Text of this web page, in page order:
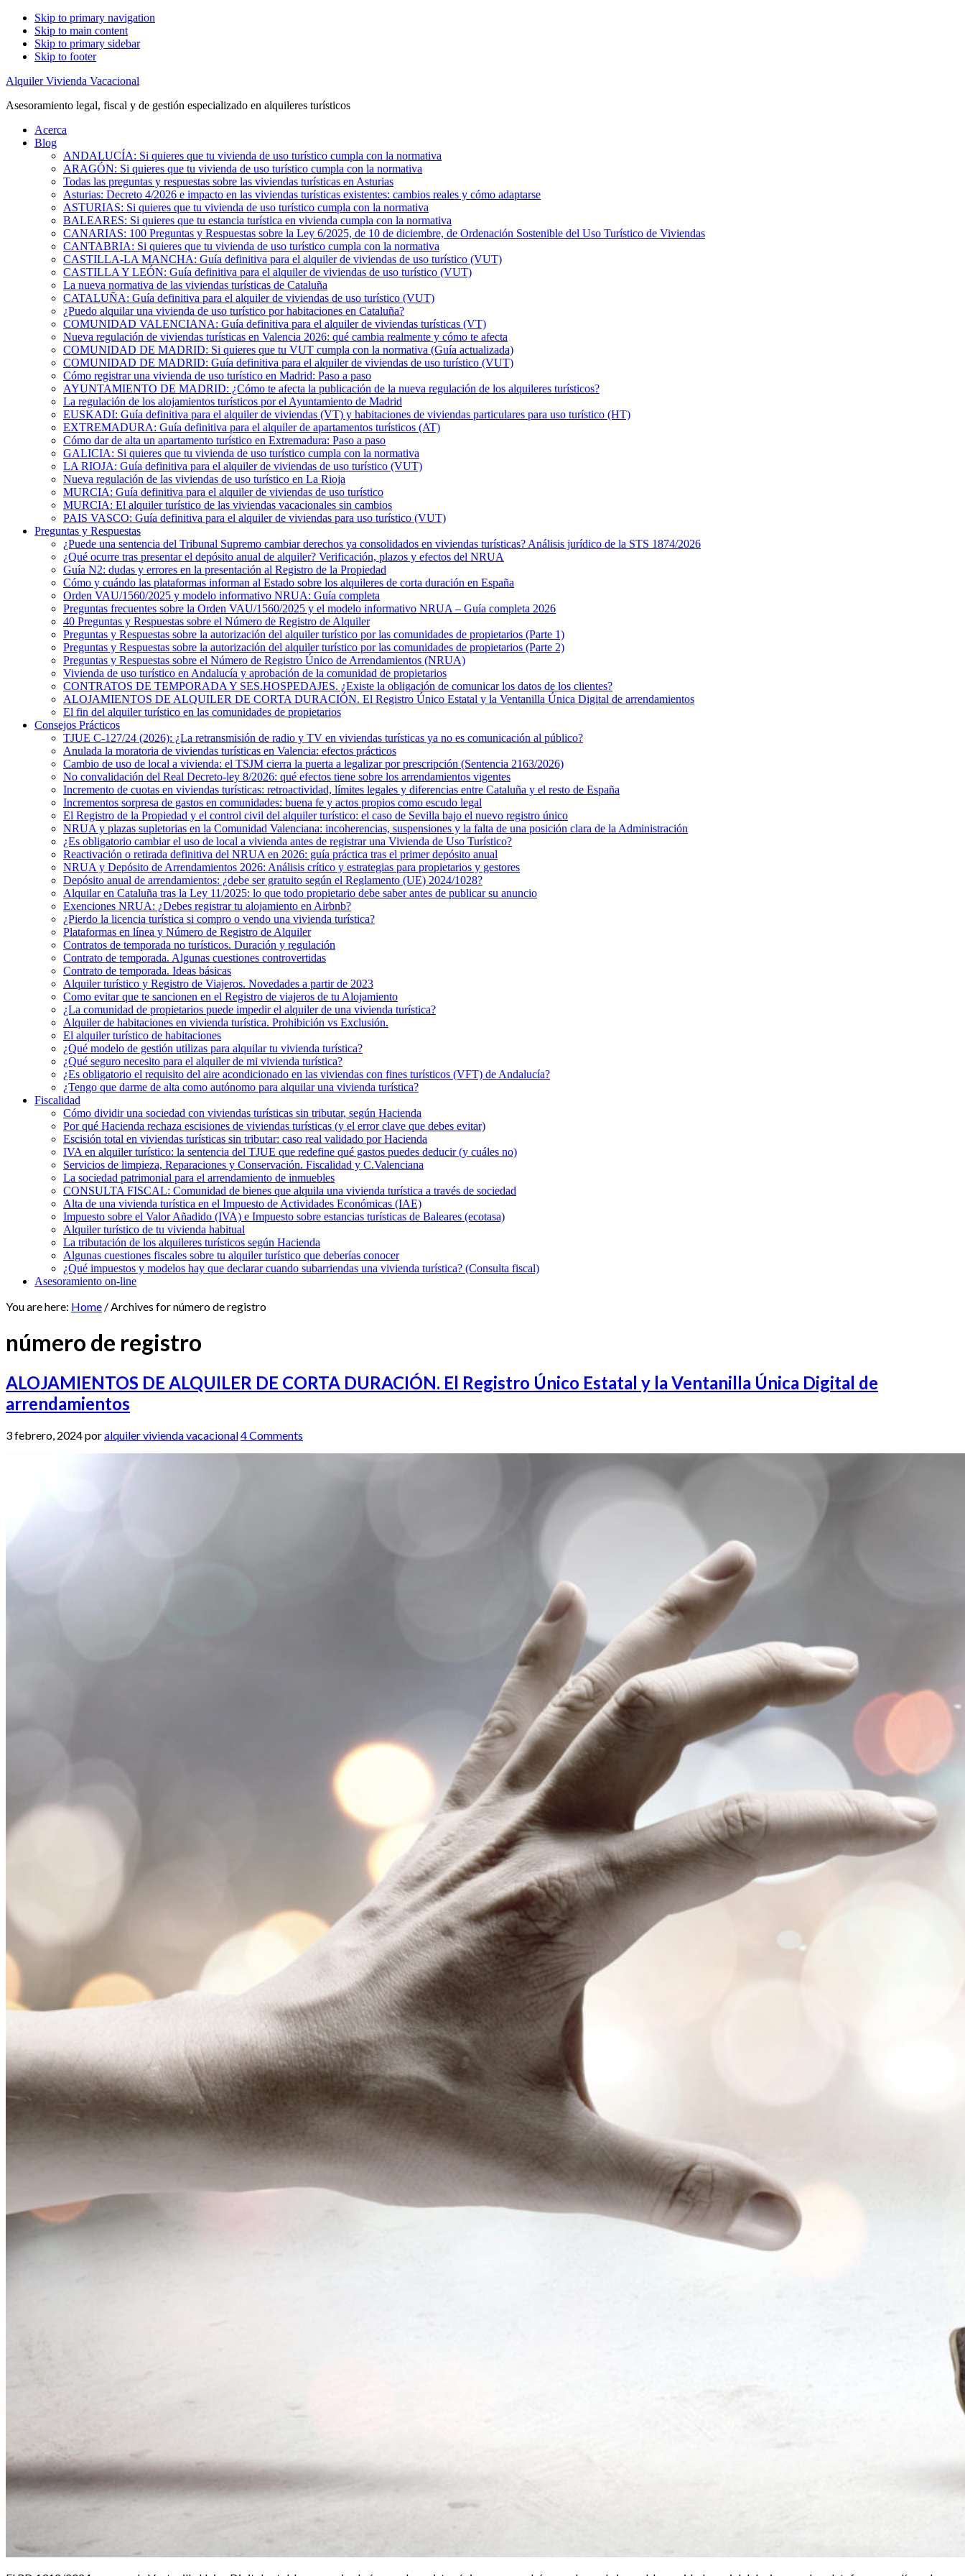
Skip to primary navigation
Skip to main content
Skip to primary sidebar
Skip to footer
Alquiler Vivienda Vacacional
Asesoramiento legal, fiscal y de gestión especializado en alquileres turísticos
Acerca
Blog
ANDALUCÍA: Si quieres que tu vivienda de uso turístico cumpla con la normativa
ARAGÓN: Si quieres que tu vivienda de uso turístico cumpla con la normativa
Todas las preguntas y respuestas sobre las viviendas turísticas en Asturias
Asturias: Decreto 4/2026 e impacto en las viviendas turísticas existentes: cambios reales y cómo adaptarse
ASTURIAS: Si quieres que tu vivienda de uso turístico cumpla con la normativa
BALEARES: Si quieres que tu estancia turística en vivienda cumpla con la normativa
CANARIAS: 100 Preguntas y Respuestas sobre la Ley 6/2025, de 10 de diciembre, de Ordenación Sostenible del Uso Turístico de Viviendas
CANTABRIA: Si quieres que tu vivienda de uso turístico cumpla con la normativa
CASTILLA-LA MANCHA: Guía definitiva para el alquiler de viviendas de uso turístico (VUT)
CASTILLA Y LEÓN: Guía definitiva para el alquiler de viviendas de uso turístico (VUT)
La nueva normativa de las viviendas turísticas de Cataluña
CATALUÑA: Guía definitiva para el alquiler de viviendas de uso turístico (VUT)
¿Puedo alquilar una vivienda de uso turístico por habitaciones en Cataluña?
COMUNIDAD VALENCIANA: Guía definitiva para el alquiler de viviendas turísticas (VT)
Nueva regulación de viviendas turísticas en Valencia 2026: qué cambia realmente y cómo te afecta
COMUNIDAD DE MADRID: Si quieres que tu VUT cumpla con la normativa (Guía actualizada)
COMUNIDAD DE MADRID: Guía definitiva para el alquiler de viviendas de uso turístico (VUT)
Cómo registrar una vivienda de uso turístico en Madrid: Paso a paso
AYUNTAMIENTO DE MADRID: ¿Cómo te afecta la publicación de la nueva regulación de los alquileres turísticos?
La regulación de los alojamientos turísticos por el Ayuntamiento de Madrid
EUSKADI: Guía definitiva para el alquiler de viviendas (VT) y habitaciones de viviendas particulares para uso turístico (HT)
EXTREMADURA: Guía definitiva para el alquiler de apartamentos turísticos (AT)
Cómo dar de alta un apartamento turístico en Extremadura: Paso a paso
GALICIA: Si quieres que tu vivienda de uso turístico cumpla con la normativa
LA RIOJA: Guía definitiva para el alquiler de viviendas de uso turístico (VUT)
Nueva regulación de las viviendas de uso turístico en La Rioja
MURCIA: Guía definitiva para el alquiler de viviendas de uso turístico
MURCIA: El alquiler turístico de las viviendas vacacionales sin cambios
PAIS VASCO: Guía definitiva para el alquiler de viviendas para uso turístico (VUT)
Preguntas y Respuestas
¿Puede una sentencia del Tribunal Supremo cambiar derechos ya consolidados en viviendas turísticas? Análisis jurídico de la STS 1874/2026
¿Qué ocurre tras presentar el depósito anual de alquiler? Verificación, plazos y efectos del NRUA
Guía N2: dudas y errores en la presentación al Registro de la Propiedad
Cómo y cuándo las plataformas informan al Estado sobre los alquileres de corta duración en España
Orden VAU/1560/2025 y modelo informativo NRUA: Guía completa
Preguntas frecuentes sobre la Orden VAU/1560/2025 y el modelo informativo NRUA – Guía completa 2026
40 Preguntas y Respuestas sobre el Número de Registro de Alquiler
Preguntas y Respuestas sobre la autorización del alquiler turístico por las comunidades de propietarios (Parte 1)
Preguntas y Respuestas sobre la autorización del alquiler turístico por las comunidades de propietarios (Parte 2)
Preguntas y Respuestas sobre el Número de Registro Único de Arrendamientos (NRUA)
Vivienda de uso turístico en Andalucía y aprobación de la comunidad de propietarios
CONTRATOS DE TEMPORADA Y SES.HOSPEDAJES. ¿Existe la obligación de comunicar los datos de los clientes?
ALOJAMIENTOS DE ALQUILER DE CORTA DURACIÓN. El Registro Único Estatal y la Ventanilla Única Digital de arrendamientos
El fin del alquiler turístico en las comunidades de propietarios
Consejos Prácticos
TJUE C-127/24 (2026): ¿La retransmisión de radio y TV en viviendas turísticas ya no es comunicación al público?
Anulada la moratoria de viviendas turísticas en Valencia: efectos prácticos
Cambio de uso de local a vivienda: el TSJM cierra la puerta a legalizar por prescripción (Sentencia 2163/2026)
No convalidación del Real Decreto-ley 8/2026: qué efectos tiene sobre los arrendamientos vigentes
Incremento de cuotas en viviendas turísticas: retroactividad, límites legales y diferencias entre Cataluña y el resto de España
Incrementos sorpresa de gastos en comunidades: buena fe y actos propios como escudo legal
El Registro de la Propiedad y el control civil del alquiler turístico: el caso de Sevilla bajo el nuevo registro único
NRUA y plazas supletorias en la Comunidad Valenciana: incoherencias, suspensiones y la falta de una posición clara de la Administración
¿Es obligatorio cambiar el uso de local a vivienda antes de registrar una Vivienda de Uso Turístico?
Reactivación o retirada definitiva del NRUA en 2026: guía práctica tras el primer depósito anual
NRUA y Depósito de Arrendamientos 2026: Análisis crítico y estrategias para propietarios y gestores
Depósito anual de arrendamientos: ¿debe ser gratuito según el Reglamento (UE) 2024/1028?
Alquilar en Cataluña tras la Ley 11/2025: lo que todo propietario debe saber antes de publicar su anuncio
Exenciones NRUA: ¿Debes registrar tu alojamiento en Airbnb?
¿Pierdo la licencia turística si compro o vendo una vivienda turística?
Plataformas en línea y Número de Registro de Alquiler
Contratos de temporada no turísticos. Duración y regulación
Contrato de temporada. Algunas cuestiones controvertidas
Contrato de temporada. Ideas básicas
Alquiler turístico y Registro de Viajeros. Novedades a partir de 2023
Como evitar que te sancionen en el Registro de viajeros de tu Alojamiento
¿La comunidad de propietarios puede impedir el alquiler de una vivienda turística?
Alquiler de habitaciones en vivienda turística. Prohibición vs Exclusión.
El alquiler turístico de habitaciones
¿Qué modelo de gestión utilizas para alquilar tu vivienda turística?
¿Qué seguro necesito para el alquiler de mi vivienda turística?
¿Es obligatorio el requisito del aire acondicionado en las viviendas con fines turísticos (VFT) de Andalucía?
¿Tengo que darme de alta como autónomo para alquilar una vivienda turística?
Fiscalidad
Cómo dividir una sociedad con viviendas turísticas sin tributar, según Hacienda
Por qué Hacienda rechaza escisiones de viviendas turísticas (y el error clave que debes evitar)
Escisión total en viviendas turísticas sin tributar: caso real validado por Hacienda
IVA en alquiler turístico: la sentencia del TJUE que redefine qué gastos puedes deducir (y cuáles no)
Servicios de limpieza, Reparaciones y Conservación. Fiscalidad y C.Valenciana
La sociedad patrimonial para el arrendamiento de inmuebles
CONSULTA FISCAL: Comunidad de bienes que alquila una vivienda turística a través de sociedad
Alta de una vivienda turística en el Impuesto de Actividades Económicas (IAE)
Impuesto sobre el Valor Añadido (IVA) e Impuesto sobre estancias turísticas de Baleares (ecotasa)
Alquiler turístico de tu vivienda habitual
La tributación de los alquileres turísticos según Hacienda
Algunas cuestiones fiscales sobre tu alquiler turístico que deberías conocer
¿Qué impuestos y modelos hay que declarar cuando subarriendas una vivienda turística? (Consulta fiscal)
Asesoramiento on-line
You are here: Home /Archives for número de registro
número de registro
ALOJAMIENTOS DE ALQUILER DE CORTA DURACIÓN. El Registro Único Estatal y la Ventanilla Única Digital de
arrendamientos
3 febrero, 2024poralquiler vivienda vacacional4 Comments